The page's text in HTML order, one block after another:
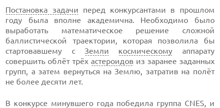
Постановка задачи перед конкурсантами в прошлом
году была вполне академична. Необходимо было
выработать математическое решение сложной
баллистической траектории, которая позволила бы
стартовавшему с Земли космическому аппарату
совершить облёт трёх астероидов из заранее заданных
групп, а затем вернуться на Землю, затратив на полёт
не более десяти лет.
В конкурсе минувшего года победила группа CNES, и